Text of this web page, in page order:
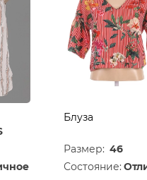
Блуза
Размер: 46
Состояние: